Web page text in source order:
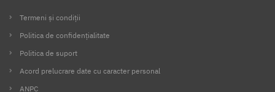
Termeni și condiții
Politica de confidențialitate
Politica de suport
Acord prelucrare date cu caracter personal
ANPC